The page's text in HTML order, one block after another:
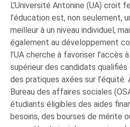
L’Université Antonine (UA) croit
l’éducation est, non seulement,
meilleur à un niveau individuel,
également au développement
l’UA cherche à favoriser l’accès
supérieur des candidats qualifiés
des pratiques axées sur
Bureau des affaires sociales
étudiants éligibles des aides
besoins, des bourses de mérite